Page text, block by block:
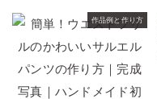
作品例と作り方